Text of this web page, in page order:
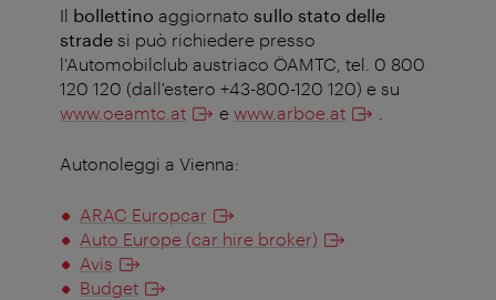
Il bollettino aggiornato sullo stato delle
strade si può richiedere presso
l'Automobilclub austriaco ÖAMTC, tel. 0 800
120 120 (dall'estero +43-800-120 120) e su
www.oeamtc.at
e www.arboe.at
Autonoleggi a Vienna:
ARAC Europcar
Auto Europe (car hire broker)
Avis
Budget